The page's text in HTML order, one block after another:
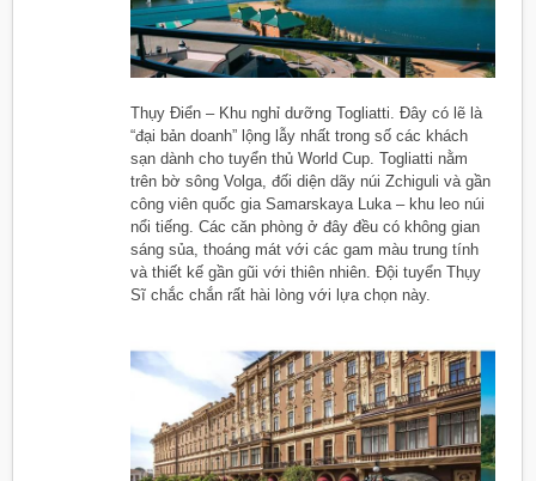
Thụy Điển – Khu nghỉ dưỡng Togliatti. Đây có lẽ là
“đại bản doanh” lộng lẫy nhất trong số các khách
sạn dành cho tuyển thủ World Cup. Togliatti nằm
trên bờ sông Volga, đối diện dãy núi Zchiguli và gần
công viên quốc gia Samarskaya Luka – khu leo núi
nổi tiếng. Các căn phòng ở đây đều có không gian
sáng sủa, thoáng mát với các gam màu trung tính
và thiết kế gần gũi với thiên nhiên. Đội tuyển Thụy
Sĩ chắc chắn rất hài lòng với lựa chọn này.